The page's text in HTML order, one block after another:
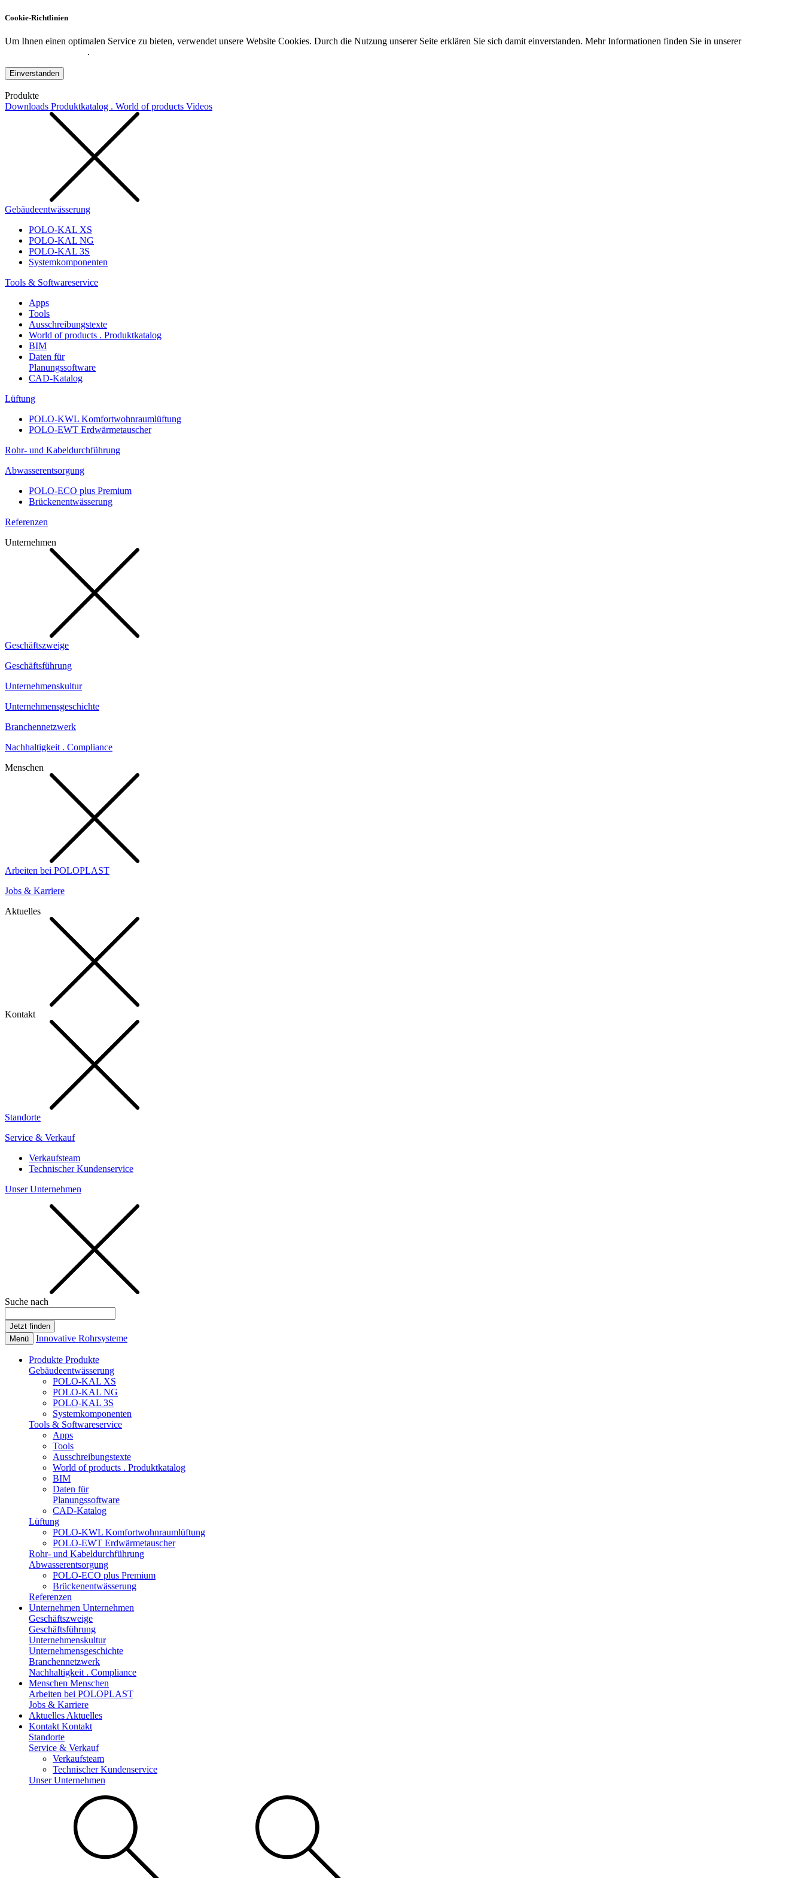
Cookie-Richtlinien
Um Ihnen einen optimalen Service zu bieten, verwendet unsere Website Cookies. Durch die Nutzung unserer Seite erklären Sie sich damit einverstanden. Mehr Informationen finden Sie in unserer
.
Einverstanden
Produkte
Downloads Produktkatalog . World of products Videos
Gebäudeentwässerung
POLO-KAL XS
POLO-KAL NG
POLO-KAL 3S
Systemkomponenten
Tools & Softwareservice
Apps
Tools
Ausschreibungstexte
World of products . Produktkatalog
BIM
Daten für
Planungssoftware
CAD-Katalog
Lüftung
POLO-KWL Komfortwohnraumlüftung
POLO-EWT Erdwärmetauscher
Rohr- und Kabeldurchführung
Abwasserentsorgung
POLO-ECO plus Premium
Brückenentwässerung
Referenzen
Unternehmen
Geschäftszweige
Geschäftsführung
Unternehmenskultur
Unternehmensgeschichte
Branchennetzwerk
Nachhaltigkeit . Compliance
Menschen
Arbeiten bei POLOPLAST
Jobs & Karriere
Aktuelles
Kontakt
Standorte
Service & Verkauf
Verkaufsteam
Technischer Kundenservice
Unser Unternehmen
Suche nach
Menü Innovative Rohrsysteme
Produkte Produkte
Gebäudeentwässerung
POLO-KAL XS
POLO-KAL NG
POLO-KAL 3S
Systemkomponenten
Tools & Softwareservice
Apps
Tools
Ausschreibungstexte
World of products . Produktkatalog
BIM
Daten für
Planungssoftware
CAD-Katalog
Lüftung
POLO-KWL Komfortwohnraumlüftung
POLO-EWT Erdwärmetauscher
Rohr- und Kabeldurchführung
Abwasserentsorgung
POLO-ECO plus Premium
Brückenentwässerung
Referenzen
Unternehmen Unternehmen
Geschäftszweige
Geschäftsführung
Unternehmenskultur
Unternehmensgeschichte
Branchennetzwerk
Nachhaltigkeit . Compliance
Menschen Menschen
Arbeiten bei POLOPLAST
Jobs & Karriere
Aktuelles Aktuelles
Kontakt Kontakt
Standorte
Service & Verkauf
Verkaufsteam
Technischer Kundenservice
Unser Unternehmen